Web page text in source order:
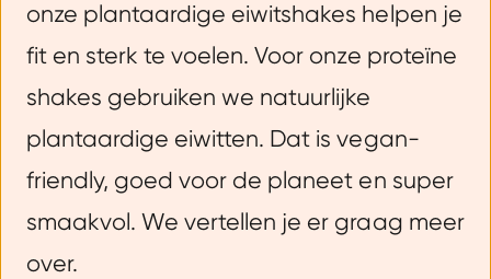
onze plantaardige eiwitshakes helpen je
fit en sterk te voelen. Voor onze proteïne
shakes gebruiken we natuurlijke
plantaardige eiwitten. Dat is vegan-
friendly, goed voor de planeet en super
smaakvol. We vertellen je er graag meer
over.